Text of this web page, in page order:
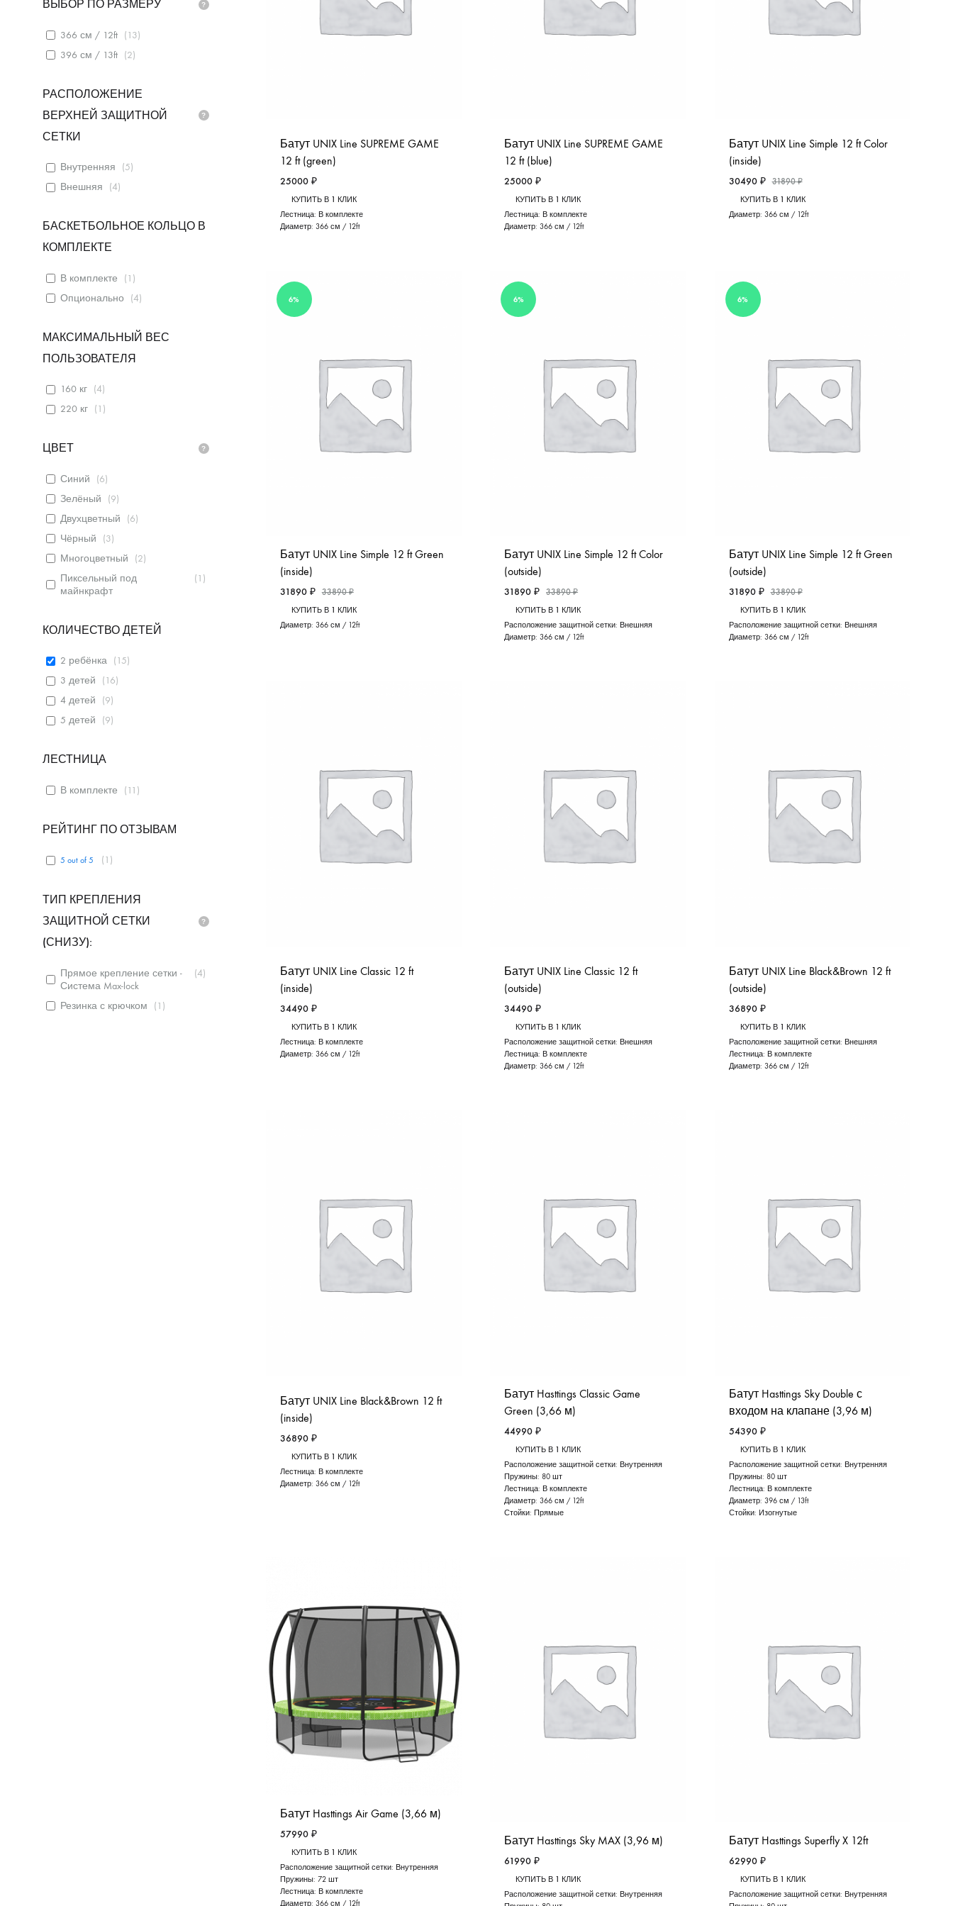
Батут UNIX Line SUPREME GAME
12 ft (green)
25000 ₽
КУПИТЬ В 1 КЛИК
Лестница: В комплекте
Диаметр: 366 см / 12ft
Батут UNIX Line SUPREME GAME
12 ft (blue)
25000₽
КУПИТЬ В 1 КЛИК
Лестница: В комплекте
Диаметр:366 см / 12ft
Батут UNIX Line Simple 12 ft Color
(inside)
30490 ₽ 31890₽
КУПИТЬ В 1 КЛИК
Диаметр: 366 см / 12ft
6%
Батут UNIX Line Simple 12 ft Green
(inside)
31890 ₽ 33890₽
КУПИТЬ В 1 КЛИК
Диаметр: 366 см / 12ft
6%
Батут UNIX Line Simple 12 ft Color
(outside)
31890₽ 33890₽
КУПИТЬ В 1 КЛИК
Расположение защитной сетки: Внешняя
Диаметр:366 см / 12ft
6%
Батут UNIX Line Simple 12 ft Green
(outside)
31890 ₽ 33890₽
КУПИТЬ В 1 КЛИК
Расположение защитной сетки: Внешняя
Диаметр: 366 см / 12ft
Батут UNIX Line Classic 12 ft
(inside)
34490 ₽
КУПИТЬ В 1 КЛИК
Лестница: В комплекте
Диаметр: 366 см / 12ft
Батут UNIX Line Classic 12 ft
(outside)
34490₽
КУПИТЬ В 1 КЛИК
Расположение защитной сетки: Внешняя
Лестница: В комплекте
Диаметр:366 см / 12ft
Батут UNIX Line Black&Brown 12 ft
(outside)
36890 ₽
КУПИТЬ В 1 КЛИК
Расположение защитной сетки: Внешняя
Лестница: В комплекте
Диаметр: 366 см / 12ft
Батут UNIX Line Black&Brown 12 ft
(inside)
36890 ₽
КУПИТЬ В 1 КЛИК
Лестница: В комплекте
Диаметр: 366 см / 12ft
Батут Hasttings Classic Game
Green (3,66 м)
44990₽
КУПИТЬ В 1 КЛИК
Расположение защитной сетки: Внутренняя
Пружины: 80 шт
Лестница: В комплекте
Диаметр:366 см / 12ft
Стойки: Прямые
Батут Hasttings Sky Double с
входом на клапане (3,96 м)
54390 ₽
КУПИТЬ В 1 КЛИК
Расположение защитной сетки: Внутренняя
Пружины: 80 шт
Лестница: В комплекте
Диаметр: 396 см / 13ft
Стойки: Изогнутые
Батут Hasttings Air Game (3,66 м)
57990 ₽
КУПИТЬ В 1 КЛИК
Расположение защитной сетки: Внутренняя
Пружины: 72 шт
Лестница: В комплекте
Диаметр: 366 см / 12ft
Батут Hasttings Sky MAX (3,96 м)
61990₽
КУПИТЬ В 1 КЛИК
Расположение защитной сетки: Внутренняя
Батут Hasttings Superfly X 12ft
62990 ₽
КУПИТЬ В 1 КЛИК
Расположение защитной сетки: Внутренняя
ВЫБОР ПО РАЗМЕРУ
366 см / 12ft (13)
396 см / 13ft
(2)
РАСПОЛОЖЕНИЕ
ВЕРХНЕЙ ЗАЩИТНОЙ
СЕТКИ
Внутренняя (5)
Внешняя
(4)
БАСКЕТБОЛЬНОЕ КОЛЬЦО В
КОМПЛЕКТЕ
В комплекте (1 )
Опционально
(4)
МАКСИМАЛЬНЫЙ ВЕС
ПОЛЬЗОВАТЕЛЯ
160 кг (4)
220 кг
(1 )
ЦВЕТ
Синий (6)
Зелёный
(9)
Двухцветный
(6)
Чёрный
(3)
Многоцветный
(2)
Пиксельный под
майнкрафт
(1 )
КОЛИЧЕСТВО ДЕТЕЙ
2 ребёнка (15)
3 детей
(16)
4 детей
(9)
5 детей
(9)
ЛЕСТНИЦА
В комплекте (11 )
РЕЙТИНГ ПО ОТЗЫВАМ
5 out of 5 (1 )
ТИП КРЕПЛЕНИЯ
ЗАЩИТНОЙ СЕТКИ
(СНИЗУ):
Прямое крепление сетки -
Система Max-lock
(4)
Резинка с крючком (1 )